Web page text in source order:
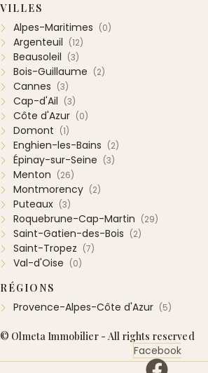
VILLES
Alpes-Maritimes (0)
Argenteuil (12)
Beausoleil (3)
Bois-Guillaume (2)
Cannes (3)
Cap-d'Ail (3)
Côte d'Azur (0)
Domont (1)
Enghien-les-Bains (2)
Épinay-sur-Seine (3)
Menton (26)
Montmorency (2)
Puteaux (3)
Roquebrune-Cap-Martin (29)
Saint-Gatien-des-Bois (2)
Saint-Tropez (7)
Val-d'Oise (0)
RÉGIONS
Provence-Alpes-Côte d'Azur (5)
© Olmeta Immobilier - All rights reserved
Facebook